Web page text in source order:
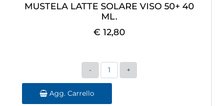
MUSTELA LATTE SOLARE VISO 50+ 40
ML.
€ 12,80
Quantità
Agg. Carrello